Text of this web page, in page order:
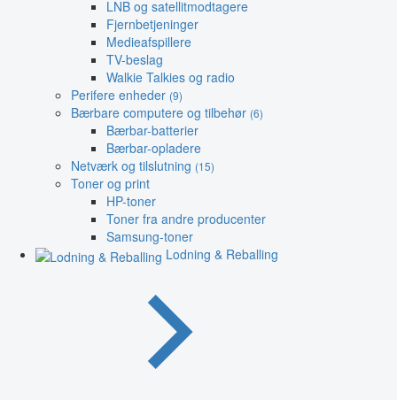
LNB og satellitmodtagere
Fjernbetjeninger
Medieafspillere
TV-beslag
Walkie Talkies og radio
Perifere enheder (9)
Bærbare computere og tilbehør (6)
Bærbar-batterier
Bærbar-opladere
Netværk og tilslutning (15)
Toner og print
HP-toner
Toner fra andre producenter
Samsung-toner
Lodning & Reballing